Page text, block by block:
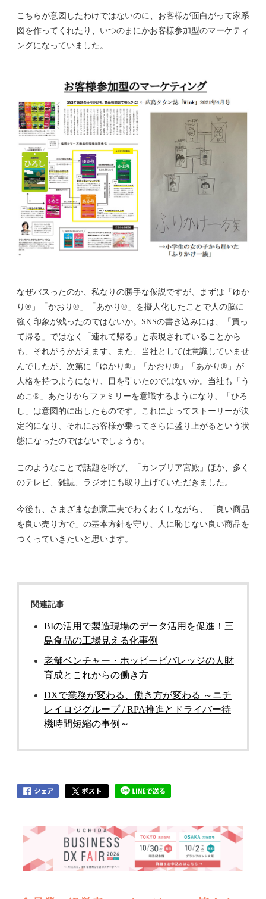
こちらが意図したわけではないのに、お客様が面白がって家系
図を作ってくれたり、いつのまにかお客様参加型のマーケティ
ングになっていました。
なぜバスったのか、私なりの勝手な仮説ですが、まずは「ゆか
り®」「かおり®」「あかり®」を擬人化したことで人の脳に
強く印象が残ったのではないか。SNSの書き込みには、「買っ
て帰る」ではなく「連れて帰る」と表現されていることから
も、それがうかがえます。また、当社としては意識していませ
んでしたが、次第に「ゆかり®」「かおり®」「あかり®」が
人格を持つようになり、目を引いたのではないか。当社も「う
めこ®」あたりからファミリーを意識するようになり、「ひろ
し」は意図的に出したものです。これによってストーリーが決
定的になり、それにお客様が乗ってさらに盛り上がるという状
態になったのではないでしょうか。
このようなことで話題を呼び、「カンブリア宮殿」ほか、多く
のテレビ、雑誌、ラジオにも取り上げていただきました。
今後も、さまざまな創意工夫でわくわくしながら、「良い商品
を良い売り方で」の基本方針を守り、人に恥じない良い商品を
つくっていきたいと思います。
関連記事
BIの活用で製造現場のデータ活用を促進！三
島食品の工場見える化事例
老舗ベンチャー・ホッピービバレッジの人財
育成とこれからの働き方
DXで業務が変わる、働き方が変わる ～ニチ
レイロジグループ / RPA推進とドライバー待
機時間短縮の事例～